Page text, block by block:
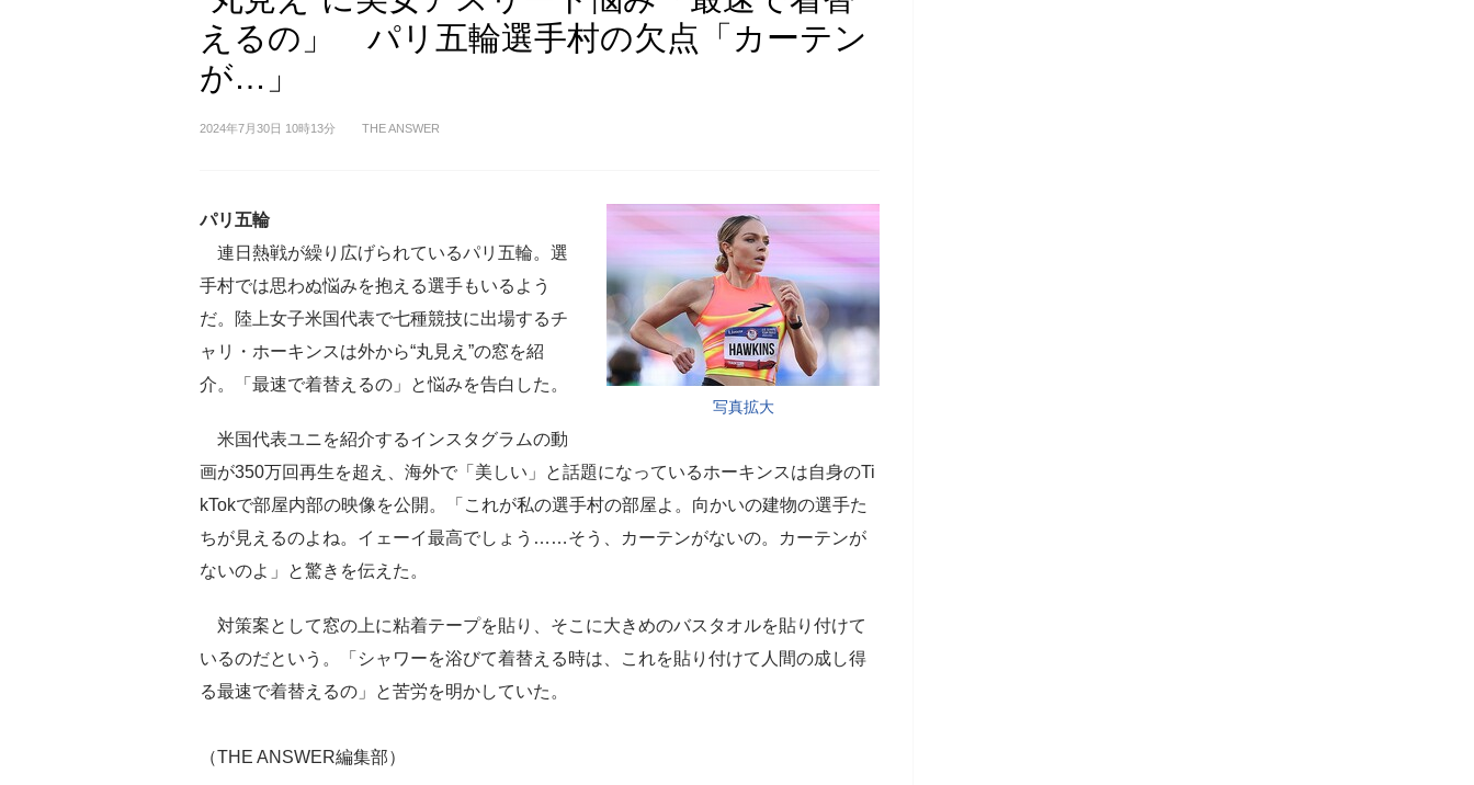
えるの」 パリ五輪選手村の欠点「カーテン
が…」
2024年7月30日 10時13分 THE ANSWER
写真拡大
パリ五輪
連日熱戦が繰り広げられているパリ五輪。選
手村では思わぬ悩みを抱える選手もいるよう
だ。陸上女子米国代表で七種競技に出場するチ
ャリ・ホーキンスは外から“丸見え”の窓を紹
介。「最速で着替えるの」と悩みを告白した。
米国代表ユニを紹介するインスタグラムの動
画が350万回再生を超え、海外で「美しい」と話題になっているホーキンスは自身のTi
kTokで部屋内部の映像を公開。「これが私の選手村の部屋よ。向かいの建物の選手た
ちが見えるのよね。イェーイ最高でしょう……そう、カーテンがないの。カーテンが
ないのよ」と驚きを伝えた。
対策案として窓の上に粘着テープを貼り、そこに大きめのバスタオルを貼り付けて
いるのだという。「シャワーを浴びて着替える時は、これを貼り付けて人間の成し得
る最速で着替えるの」と苦労を明かしていた。
（THE ANSWER編集部）